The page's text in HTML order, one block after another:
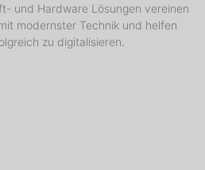
und Hardware Lösungen vereinen
modernster Technik und helfen
zu digitalisieren.